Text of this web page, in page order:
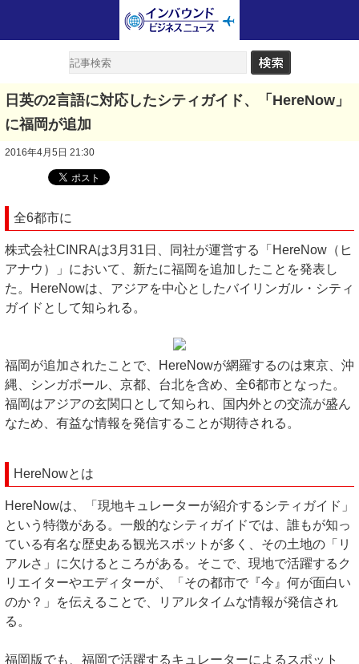
日英の2言語に対応したシティガイド、「HereNow」
に福岡が追加
2016年4月5日 21:30
全6都市に
株式会社CINRAは3月31日、同社が運営する「HereNow（ヒ
アナウ）」において、新たに福岡を追加したことを発表し
た。HereNowは、アジアを中心としたバイリンガル・シティ
ガイドとして知られる。
福岡が追加されたことで、HereNowが網羅するのは東京、沖
縄、シンガポール、京都、台北を含め、全6都市となった。
福岡はアジアの玄関口として知られ、国内外との交流が盛ん
なため、有益な情報を発信することが期待される。
HereNowとは
HereNowは、「現地キュレーターが紹介するシティガイド」
という特徴がある。一般的なシティガイドでは、誰もが知っ
ている有名な歴史ある観光スポットが多く、その土地の「リ
アルさ」に欠けるところがある。そこで、現地で活躍するク
リエイターやエディターが、「その都市で『今』何が面白い
のか？」を伝えることで、リアルタイムな情報が発信され
る。
福岡版でも、福岡で活躍するキュレーターによるスポット